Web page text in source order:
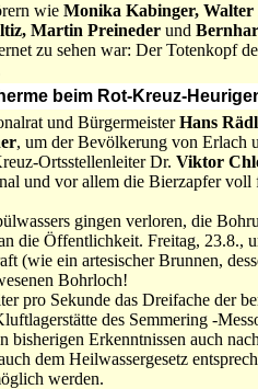
wie Monika Kabinger, Walter
Martin Preinederund
zu sehen war: Der Totenkopf
beim Rot-Kreuz-
und BürgermeisterHans
, um der Bevölkerung von Erlach
Ortsstellenleiter Dr. Viktor
und vor allem die Bierzapfer voll
gingen verloren, die
die Öffentlichkeit. Freitag, 23.8.,
(wie ein artesischer Brunnen,
Bohrloch!
pro Sekunde das Dreifache der
des Semmering -
Erkenntnissen auch
dem Heilwassergesetz
werden.